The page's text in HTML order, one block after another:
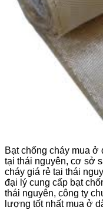
Bạt chống cháy mua ở
tại thái nguyên, cơ sở
cháy giá rẻ tại thái
đại lý cung cấp bạt
thái nguyên, công ty
lượng tốt nhất mua ở